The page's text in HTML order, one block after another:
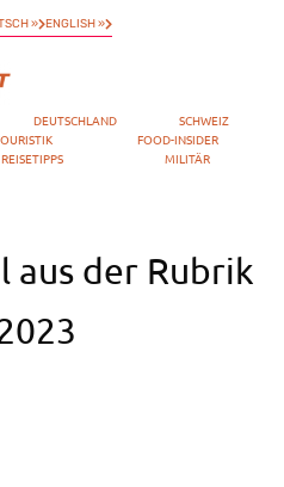
» ENGLISH »
DEUTSCHLAND
SCHWEIZ
FOOD-INSIDER
REISETIPPS MILITÄR
der Rubrik